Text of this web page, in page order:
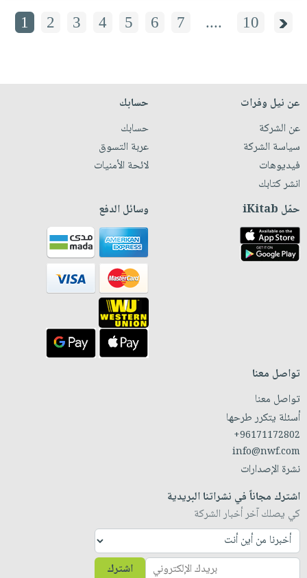
1 2 3 4 5 6 7 .... 10
عن نيل وفرات
عن الشركة
سياسة الشركة
فيديوهات
انشر كتابك
حسابك
حسابك
عربة التسوق
لائحة الأمنيات
حمّل iKitab وسائل الدفع
تواصل معنا
تواصل معنا
أسئلة يتكرر طرحها
+96171172802
info@nwf.com
نشرة الإصدارات
اشترك مجاناً في نشراتنا البريدية
كي يصلك آخر أخبار الشركة
اشترك